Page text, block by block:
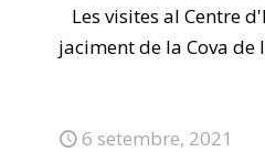
Les visites al Centre
jaciment de la Cova de
6 setembre, 2021